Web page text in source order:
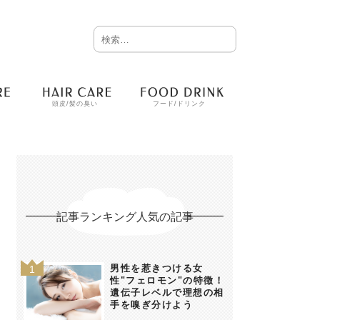
頭皮/髪の臭い フード/ドリンク
記事ランキング人気の記事
男性を惹きつける女
性"フェロモン"の特徴！
遺伝子レベルで理想の相
手を嗅ぎ分けよう